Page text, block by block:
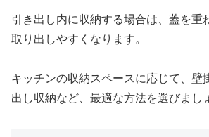
引き出し内に収納する場合は、蓋を重
取り出しやすくなります。
キッチンの収納スペースに応じて、壁
出し収納など、最適な方法を選びまし